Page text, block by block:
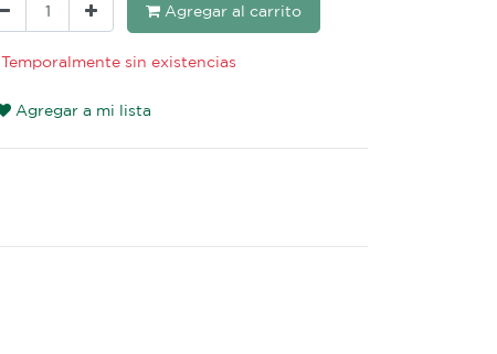
Agregar al carrito
Temporalmente sin existencias
Agregar a mi lista